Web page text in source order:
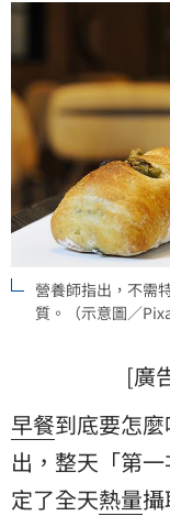
營養師指出，不需
質。（示意圖／
[廣
早餐到底要怎
出，整天「第
定了全天熱量